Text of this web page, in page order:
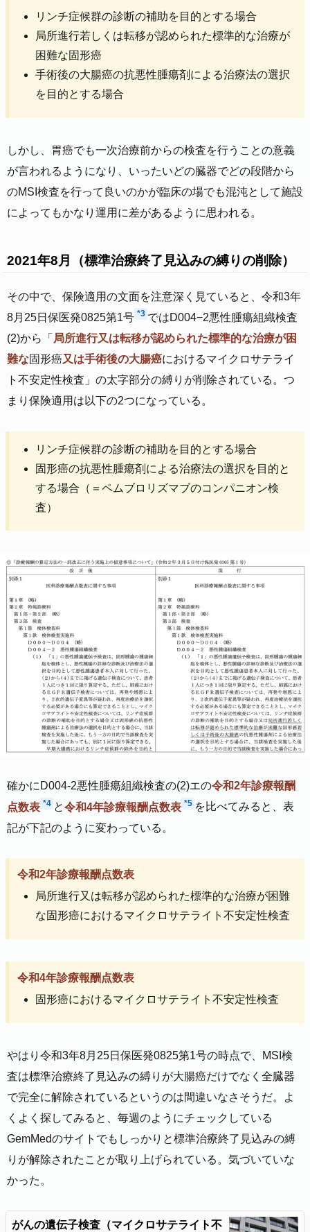
リンチ症候群の診断の補助を目的とする場合
局所進行若しくは転移が認められた標準的な治療が
困難な固形癌
手術後の大腸癌の抗悪性腫瘍剤による治療法の選択
を目的とする場合
しかし、胃癌でも一次治療前からの検査を行うことの意義
が言われるようになり、いったいどの臓器でどの段階から
のMSI検査を行って良いのかが臨床の場でも混沌として施設
によってもかなり運用に差があるように思われる。
2021年8月（標準治療終了見込みの縛りの削除）
その中で、保険適用の文面を注意深く見ていると、令和3年
8月25日保医発0825第1号 *3 ではD004−2悪性腫瘍組織検査
(2)から「 局所進行又は転移が認められた標準的な治療が困
難な固形癌又は手術後の大腸癌におけるマイクロサテライ
ト不安定性検査」の太字部分の縛りが削除されている。つ
まり保険適用は以下の2つになっている。
リンチ症候群の診断の補助を目的とする場合
固形癌の抗悪性腫瘍剤による治療法の選択を目的と
する場合（＝ペムブロリズマブのコンパニオン検
査）
確かにD004-2悪性腫瘍組織検査の(2)エの令和2年診療報酬
点数表 *4 と令和4年診療報酬点数表 *5 を比べてみると、表
記が下記のように変わっている。
令和2年診療報酬点数表
局所進行又は転移が認められた標準的な治療が困難
な固形癌におけるマイクロサテライト不安定性検査
令和4年診療報酬点数表
固形癌におけるマイクロサテライト不安定性検査
やはり令和3年8月25日保医発0825第1号の時点で、MSI検
査は標準治療終了見込みの縛りが大腸癌だけでなく全臓器
で完全に解除されているというのは間違いなさそうだ。よ
くよく探してみると、毎週のようにチェックしている
GemMedのサイトでもしっかりと標準治療終了見込みの縛
りが解除されたことが取り上げられている。気づいていな
かった。
がんの遺伝子検査（マイクロサテライト不